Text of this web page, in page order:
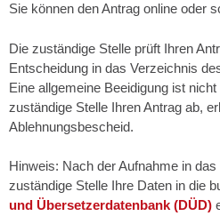
Sie können den Antrag online oder
Die zuständige Stelle prüft Ihren
Entscheidung in das Verzeichnis
Eine allgemeine Beeidigung ist
zuständige Stelle Ihren Antrag ab,
Ablehnungsbescheid.
Hinweis: Nach der Aufnahme in
zuständige Stelle Ihre Daten in die
und Übersetzerdatenbank (DÜD)